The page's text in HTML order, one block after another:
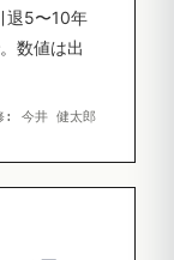
退5〜10年
数値は出
今井 健太郎